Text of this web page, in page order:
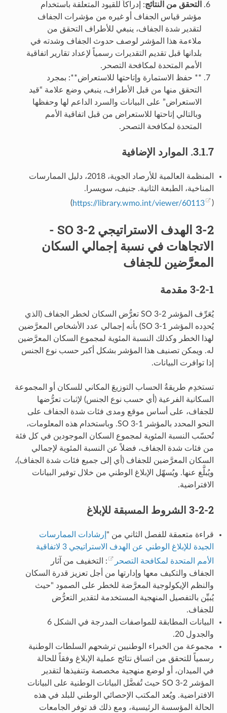
التحقق من النتائج: إدراكاً للقيود المتعلقة باستخدام
مؤشر قياس الجفاف أو غيره من مؤشرات الجفاف
لتقدير شدة الجفاف، ينبغي للأطراف التحقق من
ملاءمة هذا المؤشر لوصف حدوث الجفاف وشدته في
بلدانها قبل تقديم التقديرات رسمياً لإعداد تقارير اتفاقية
الأمم المتحدة لمكافحة التصحر.
** حفظ الاستمارة وإتاحتها للاستعراض**: بمجرد
التحقق منها من قبل الأطراف، ينبغي وضع علامة “قيد
الاستعراض” على البيانات والسرد الداعم لها وحفظها
وبالتالي إتاحتها للاستعراض من قبل اتفاقية الأمم
المتحدة لمكافحة التصحر.
3.1.7. الموارد الإضافية
المنظمة العالمية للأرصاد الجوية، 2018، دليل الممارسات
المناخية، الطبعة الثانية. جنيف، سويسرا.
(
https://library.wmo.int/viewer/60113
)
3-2 الهدف الاستراتيجي SO 3-2 -
الاتجاهات في نسبة إجمالي السكان
المعرَّضين للجفاف
3-2-1 مقدمة
يُعَرِّف المؤشر SO 3-2 تعرُّض السكان لخطر الجفاف (الذي
يُحدِده المؤشر SO 3-1) بأنه إجمالي عدد الأشخاص المعرَّضين
لهذا الخطر وكذلك النسبة المئوية لمجموع السكان المعرَّضين
له. ويمكن تصنيف هذا المؤشر بشكل أكبر حسب نوع الجنس
إذا توافرت البيانات.
تستخدِم طريقةُ الحساب التوزيعَ المكاني للسكان أو المجموعة
السكانية الفرعية (أي حسب نوع الجنس) لإثبات تعرُّضها
للجفاف، على أساس موقع ومدى فئات شدة الجفاف على
النحو المحدد بالمؤشر SO 3-1. وباستخدام هذه المعلومات،
تُحسّب النسبة المئوية لمجموع السكان الموجودين في كل فئة
من فئات شدة الجفاف، فضلاً عن النسبة المئوية لإجمالي
السكان المعرَّضين للجفاف (أي إلى جميع فئات شدة الجفاف)،
ويُبلَّغ عنها. ويُسهّل الإبلاغ الوطني من خلال توفير البيانات
الافتراضية.
3-2-2 الشروط المسبقة للإبلاغ
قراءة متعمقة للفصل الثاني من " إرشادات الممارسات
الجيدة للإبلاغ الوطني عن الهدف الاستراتيجي 3 لاتفاقية
الأمم المتحدة لمكافحة التصحر
: التخفيف من آثار
الجفاف والتكيف معها وإدارتها من أجل تعزيز قدرة السكان
والنظم الإيكولوجية المعرَّضة للخطر على الصمود "حيث
يُبيِّن بالتفصيل المنهجية المستخدمة لتقدير التعرُّض
للجفاف.
البيانات المطابقة للمواصفات المدرجة في الشكل 6
والجدول 20.
مجموعة من الخبراء الوطنيين ترشحهم السلطات الوطنية
رسمياً للتحقق من اتساق نتائج عملية الإبلاغ وفقاً للحالة
في الميدان، أو لوضع منهجية مخصصة وتنفيذها لتقدير
المؤشر SO 3-2 حيث تُفضَّل البيانات الوطنية على البيانات
الافتراضية. ويُعد المكتب الإحصائي الوطني للبلد في هذه
الحالة المؤسسة الرئيسية، ومع ذلك قد توفر الجامعات